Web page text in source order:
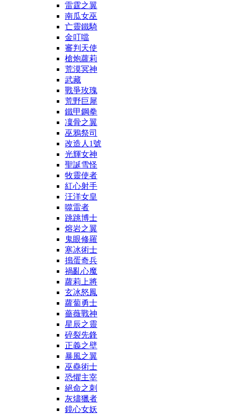
雷霆之翼
南瓜女巫
亡靈鐵騎
金叮噹
審判天使
槍炮蘿莉
荒漠冥神
武藏
戰爭玫瑰
荒野巨犀
鐵甲鋼拳
凜骨之翼
巫鴉祭司
改造人1號
光輝女神
聖誕雪怪
牧靈使者
紅心射手
汪洋女皇
噬雷者
跳跳博士
熔岩之翼
鬼眼修羅
寒冰術士
搗蛋奇兵
禍亂心魔
蘿莉上將
玄冰怒鳳
蘿蔔勇士
薔薇戰神
星辰之靈
碎裂先鋒
正義之壁
暴風之翼
巫蠱術士
恐懼主宰
絕命之刺
灰燼獵者
鏡心女妖